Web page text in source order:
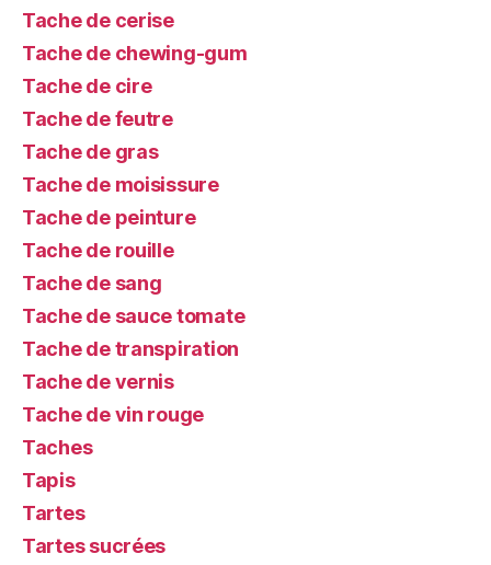
Tache de cerise
Tache de chewing-gum
Tache de cire
Tache de feutre
Tache de gras
Tache de moisissure
Tache de peinture
Tache de rouille
Tache de sang
Tache de sauce tomate
Tache de transpiration
Tache de vernis
Tache de vin rouge
Taches
Tapis
Tartes
Tartes sucrées